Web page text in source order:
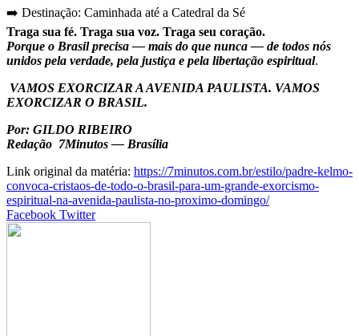
➡️ Destinação: Caminhada até a Catedral da Sé
Traga sua fé. Traga sua voz. Traga seu coração.
Porque o Brasil precisa — mais do que nunca — de todos nós
unidos pela verdade, pela justiça e pela libertação espiritual.
VAMOS EXORCIZAR A AVENIDA PAULISTA. VAMOS
EXORCIZAR O BRASIL.
Por: GILDO RIBEIRO
Redação 7Minutos — Brasília
Link original da matéria: https://7minutos.com.br/estilo/padre-kelmo-
convoca-cristaos-de-todo-o-brasil-para-um-grande-exorcismo-
espiritual-na-avenida-paulista-no-proximo-domingo/
Facebook TwitterGoogle+
LinkedIn
StumbleUpon
Tumblr
Pinterest
Reddit
VKontakte
Share
Print